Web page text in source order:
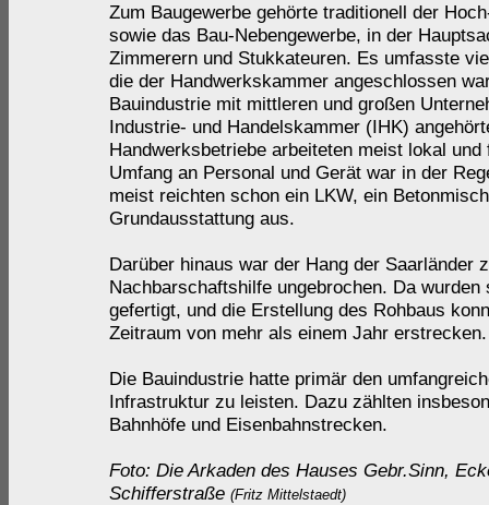
Zum Baugewerbe gehörte traditionell der
sowie das Bau-Nebengewerbe, in der
Zimmerern und Stukkateuren. Es umfasste
die der Handwerkskammer angeschlossen
Bauindustrie mit mittleren und großen
Industrie- und Handelskammer (IHK)
Handwerksbetriebe arbeiteten meist lokal
Umfang an Personal und Gerät war in der
meist reichten schon ein LKW, ein
Grundausstattung aus.
Darüber hinaus war der Hang der Saarländer
Nachbarschaftshilfe ungebrochen. Da
gefertigt, und die Erstellung des Rohbaus
Zeitraum von mehr als einem Jahr erstrecken.
Die Bauindustrie hatte primär den
Infrastruktur zu leisten. Dazu zählten
Bahnhöfe und Eisenbahnstrecken.
Foto: Die Arkaden des Hauses Gebr.Sinn,
Schifferstraße (Fritz Mittelstaedt)